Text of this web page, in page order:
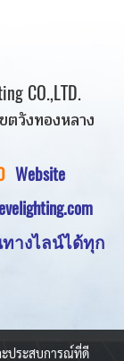
CO.,LTD.
ตวังทองหลาง
Website
างไลน์ได้ทุก
ะประสบการณ์ที่ดี